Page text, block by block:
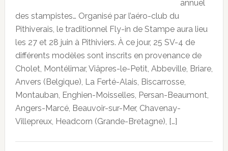
annuel
des stampistes… Organisé par l’aéro-club du
Pithiverais, le traditionnel Fly-in de Stampe aura lieu
les 27 et 28 juin à Pithiviers. À ce jour, 25 SV-4 de
différents modèles sont inscrits en provenance de
Cholet, Montélimar, Viâpres-le-Petit, Abbeville, Briare,
Anvers (Belgique), La Ferté-Alais, Biscarrosse,
Montauban, Enghien-Moisselles, Persan-Beaumont,
Angers-Marcé, Beauvoir-sur-Mer, Chavenay-
Villepreux, Headcorn (Grande-Bretagne), […]